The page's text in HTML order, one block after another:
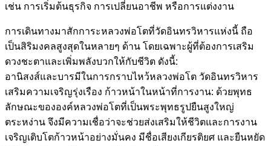
เช่น การเริ่มต้นธุรกิจ การเปลี่ยนอาชีพ หรือการแต่งงาน
การเดินทางมาสักการะหลวงพ่อโตที่วัดอินทรวิหารแห่งนี้ ถือ
เป็นสิริมงคลสูงสุดในหลายๆ ด้าน โดยเฉพาะผู้ที่ต้องการเสริม
ดวงชะตาและเพิ่มพลังบวกให้กับชีวิต ดังนี้:
อานิสงส์และบารมีในการกราบไหว้หลวงพ่อโต วัดอินทรวิหาร
เสริมความเจริญรุ่งเรือง ก้าวหน้าในหน้าที่การงาน: ด้วยพุทธ
ลักษณะขององค์หลวงพ่อโตที่เป็นพระพุทธรูปยืนสูงใหญ่
ตระหง่าน จึงมีความเชื่อว่าจะช่วยส่งเสริมให้ชีวิตและการงาน
เจริญเติบโตก้าวหน้าอย่างมั่นคง มีชื่อเสียงเกียรติยศ และยืนหยัด